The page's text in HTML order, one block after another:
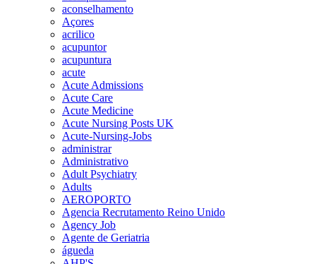
aconselhamento
Açores
acrilico
acupuntor
acupuntura
acute
Acute Admissions
Acute Care
Acute Medicine
Acute Nursing Posts UK
Acute-Nursing-Jobs
administrar
Administrativo
Adult Psychiatry
Adults
AEROPORTO
Agencia Recrutamento Reino Unido
Agency Job
Agente de Geriatria
águeda